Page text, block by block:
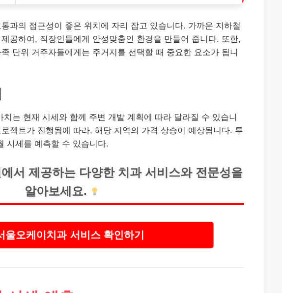
과의 접근성이 좋은 위치에 자리 잡고 있습니다. 가까운 지하철
공하여, 직장인 들에게 안성맞춤인 환경을 만들어 줍니다. 또한,
단위 거주자들에게는 주거지를 선택할 때 중요한 요소가 됩니
는 현재 시세와 함께 주변 개발 계획에 따라 달라질 수 있습니
젝트가 진행됨에 따라, 해당 지역의 가격 상승이 예상됩니다. 투
시세를 예측할 수 있습니다.
서 제공하는 다양한 치과서비스와 전문성을
알아보세요.
울오케이치과 서비스 확인하기